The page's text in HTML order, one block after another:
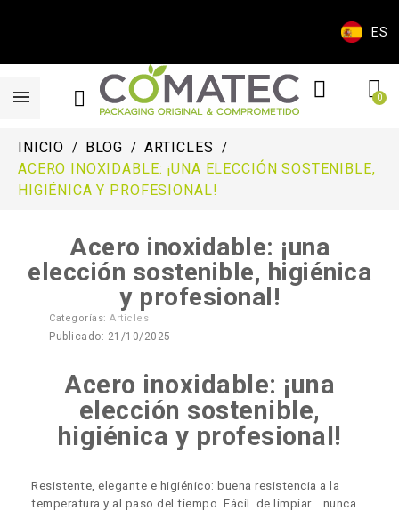
ES
INICIO BLOG
ARTICLES
ACERO INOXIDABLE: ¡UNA ELECCIÓN SOSTENIBLE,
HIGIÉNICA Y PROFESIONAL!
Acero inoxidable: ¡una
elección sostenible, higiénica
y profesional!
Categorías: Articles
Publicado: 21/10/2025
Acero inoxidable: ¡una
elección sostenible,
higiénica y profesional!
Resistente, elegante e higiénico: buena resistencia a la
temperatura y al paso del tiempo. Fácil de limpiar... nunca